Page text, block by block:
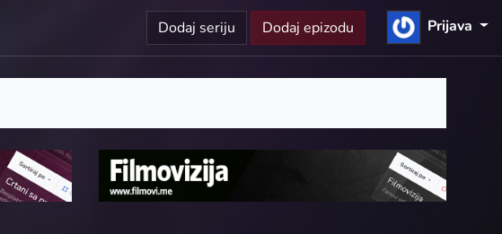
Dodaj seriju Dodaj epizodu Prijava